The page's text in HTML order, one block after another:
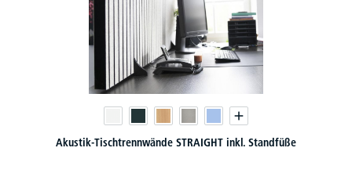
Akustik-Tischtrennwände STRAIGHT inkl. Standfüße